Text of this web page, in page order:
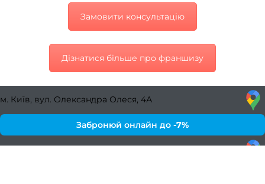
Замовити консультацію
Дізнатися більше про франшизу
м. Київ, вул. Олександра Олеся, 4А
Забронюй онлайн до -7%
Київ, Дніпровська набережна, 20Б